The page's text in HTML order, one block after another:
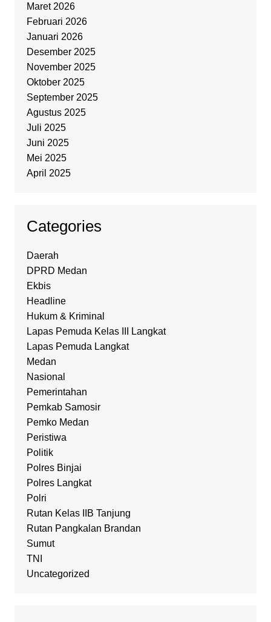
Maret 2026
Februari 2026
Januari 2026
Desember 2025
November 2025
Oktober 2025
September 2025
Agustus 2025
Juli 2025
Juni 2025
Mei 2025
April 2025
Categories
Daerah
DPRD Medan
Ekbis
Headline
Hukum & Kriminal
Lapas Pemuda Kelas III Langkat
Lapas Pemuda Langkat
Medan
Nasional
Pemerintahan
Pemkab Samosir
Pemko Medan
Peristiwa
Politik
Polres Binjai
Polres Langkat
Polri
Rutan Kelas IIB Tanjung
Rutan Pangkalan Brandan
Sumut
TNI
Uncategorized